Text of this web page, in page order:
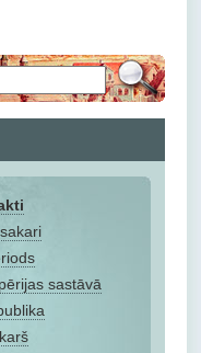
sastāvā